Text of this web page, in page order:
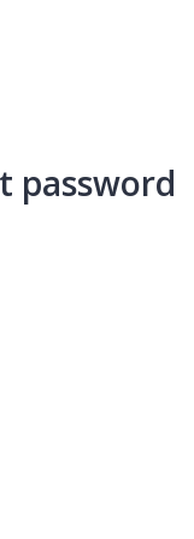
password